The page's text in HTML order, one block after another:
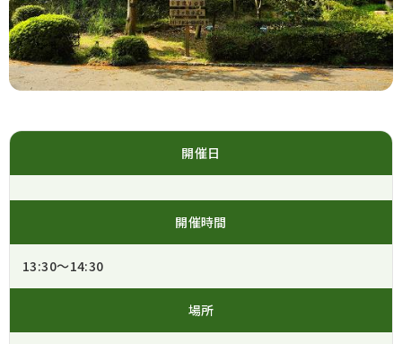
開催日
開催時間
13:30～14:30
場所